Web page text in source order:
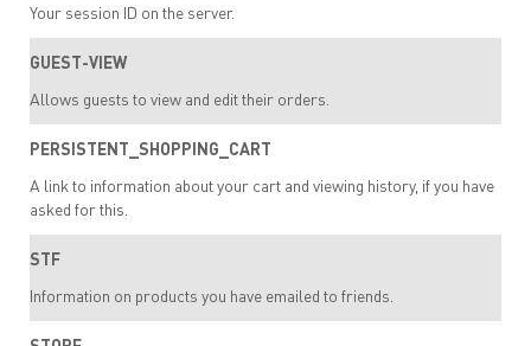
Your session ID on the server.
GUEST-VIEW
Allows guests to view and edit their orders.
PERSISTENT_SHOPPING_CART
A link to information about your cart and viewing history, if you have
asked for this.
STF
Information on products you have emailed to friends.